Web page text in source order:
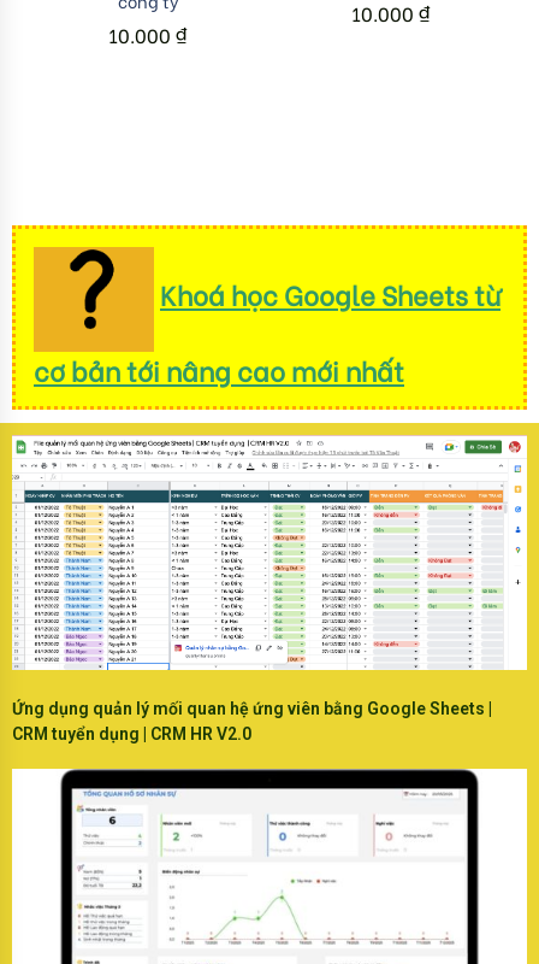
10.000₫
10.000 ₫
Khoá học Google Sheets từ
cơ bản tới nâng cao mới nhất
Ứng dụng quản lý mối quan hệ ứng viên bằng Google Sheets |
CRM tuyển dụng | CRM HR V2.0